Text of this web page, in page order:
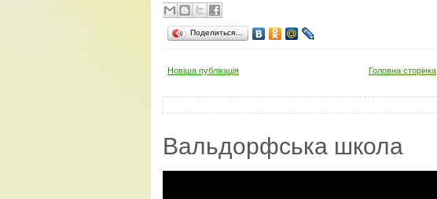
Поделиться…
Новіша публікація Головна сторінка
Вальдорфська школа